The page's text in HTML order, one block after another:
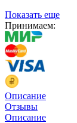
Показать еще
Принимаем:
Описание
Отзывы
Описание